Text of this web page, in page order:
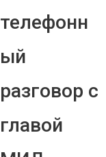
телефонн
ый
разговор с
главой